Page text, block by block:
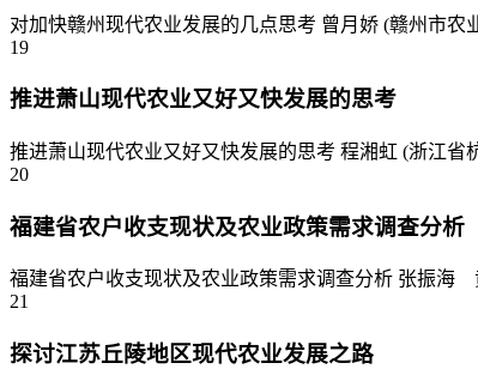
对加快赣州现代农业发展的几点思考 曾月娇 (赣州市
19
推进萧山现代农业又好又快发展的思考
推进萧山现代农业又好又快发展的思考 程湘虹 (浙江
20
福建省农户收支现状及农业政策需求调查分析
福建省农户收支现状及农业政策需求调查分析 张振
21
探讨江苏丘陵地区现代农业发展之路